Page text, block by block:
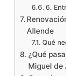
6.
Allende
Qué
¿Qué
Miguel de